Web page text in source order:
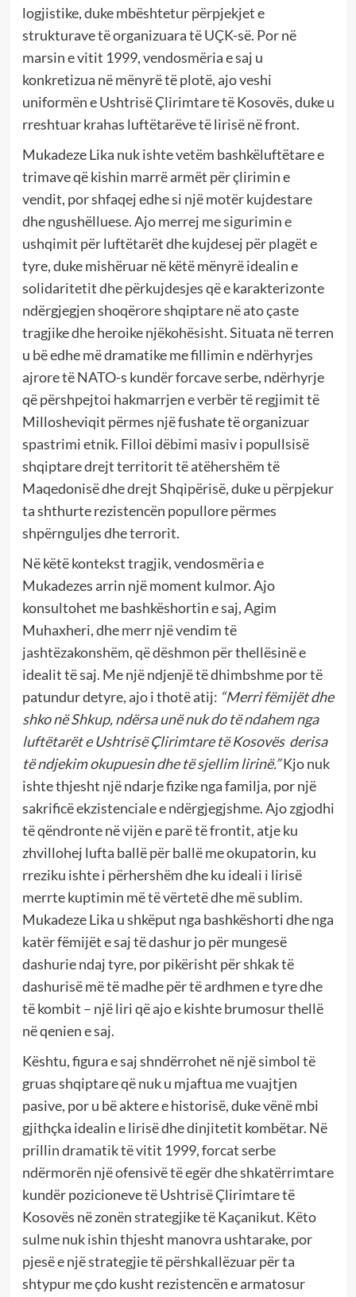
logjistike, duke mbështetur përpjekjet e
strukturave të organizuara të UÇK-së. Por në
marsin e vitit 1999, vendosmëria e saj u
konkretizua në mënyrë të plotë, ajo veshi
uniformën e Ushtrisë Çlirimtare të Kosovës, duke u
rreshtuar krahas luftëtarëve të lirisë në front.
Mukadeze Lika nuk ishte vetëm bashkëluftëtare e
trimave që kishin marrë armët për çlirimin e
vendit, por shfaqej edhe si një motër kujdestare
dhe ngushëlluese. Ajo merrej me sigurimin e
ushqimit për luftëtarët dhe kujdesej për plagët e
tyre, duke mishëruar në këtë mënyrë idealin e
solidaritetit dhe përkujdesjes që e karakterizonte
ndërgjegjen shoqërore shqiptare në ato çaste
tragjike dhe heroike njëkohësisht. Situata në terren
u bë edhe më dramatike me fillimin e ndërhyrjes
ajrore të NATO-s kundër forcave serbe, ndërhyrje
që përshpejtoi hakmarrjen e verbër të regjimit të
Millosheviqit përmes një fushate të organizuar
spastrimi etnik. Filloi dëbimi masiv i popullsisë
shqiptare drejt territorit të atëhershëm të
Maqedonisë dhe drejt Shqipërisë, duke u përpjekur
ta shthurte rezistencën popullore përmes
shpërnguljes dhe terrorit.
Në këtë kontekst tragjik, vendosmëria e
Mukadezes arrin një moment kulmor. Ajo
konsultohet me bashkëshortin e saj, Agim
Muhaxheri, dhe merr një vendim të
jashtëzakonshëm, që dëshmon për thellësinë e
idealit të saj. Me një ndjenjë të dhimbshme por të
patundur detyre, ajo i thotë atij: “Merri fëmijët dhe
shko në Shkup, ndërsa unë nuk do të ndahem nga
luftëtarët e Ushtrisë Çlirimtare të Kosovës derisa
të ndjekim okupuesin dhe të sjellim lirinë.”Kjo nuk
ishte thjesht një ndarje fizike nga familja, por një
sakrificë ekzistenciale e ndërgjegjshme. Ajo zgjodhi
të qëndronte në vijën e parë të frontit, atje ku
zhvillohej lufta ballë për ballë me okupatorin, ku
rreziku ishte i përhershëm dhe ku ideali i lirisë
merrte kuptimin më të vërtetë dhe më sublim.
Mukadeze Lika u shkëput nga bashkëshorti dhe nga
katër fëmijët e saj të dashur jo për mungesë
dashurie ndaj tyre, por pikërisht për shkak të
dashurisë më të madhe për të ardhmen e tyre dhe
të kombit – një liri që ajo e kishte brumosur thellë
në qenien e saj.
Kështu, figura e saj shndërrohet në një simbol të
gruas shqiptare që nuk u mjaftua me vuajtjen
pasive, por u bë aktere e historisë, duke vënë mbi
gjithçka idealin e lirisë dhe dinjitetit kombëtar. Në
prillin dramatik të vitit 1999, forcat serbe
ndërmorën një ofensivë të egër dhe shkatërrimtare
kundër pozicioneve të Ushtrisë Çlirimtare të
Kosovës në zonën strategjike të Kaçanikut. Këto
sulme nuk ishin thjesht manovra ushtarake, por
pjesë e një strategjie të përshkallëzuar për ta
shtypur me çdo kusht rezistencën e armatosur